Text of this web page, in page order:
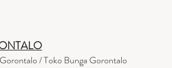
/ Toko Bunga Gorontalo